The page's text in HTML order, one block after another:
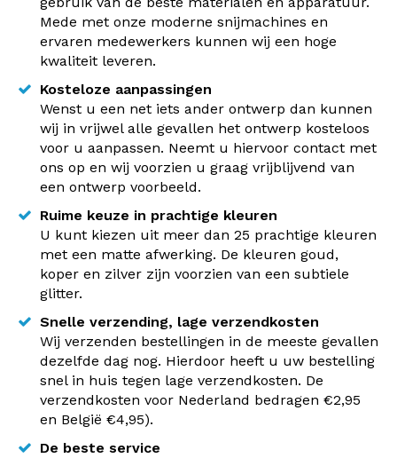
Mede met onze moderne snijmachines en
ervaren medewerkers kunnen wij een hoge
kwaliteit leveren.
Kosteloze aanpassingen
Wenst u een net iets ander ontwerp dan kunnen
wij in vrijwel alle gevallen het ontwerp kosteloos
voor u aanpassen. Neemt u hiervoor contact met
ons op en wij voorzien u graag vrijblijvend van
een ontwerp voorbeeld.
Ruime keuze in prachtige kleuren
U kunt kiezen uit meer dan 25 prachtige kleuren
met een matte afwerking. De kleuren goud,
koper en zilver zijn voorzien van een subtiele
glitter.
Snelle verzending, lage verzendkosten
Wij verzenden bestellingen in de meeste gevallen
dezelfde dag nog. Hierdoor heeft u uw bestelling
snel in huis tegen lage verzendkosten. De
verzendkosten voor Nederland bedragen €2,95
en België €4,95).
De beste service